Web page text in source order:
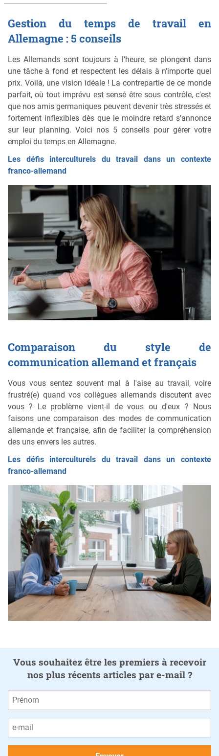
Gestion du temps de travail en
Allemagne : 5 conseils
Les Allemands sont toujours à l'heure, se plongent dans
une tâche à fond et respectent les délais à n'importe quel
prix. Voilà, une vision idéale ! La contrepartie de ce monde
parfait, où tout imprévu est sensé être sous contrôle, c'est
que nos amis germaniques peuvent devenir très stressés et
fortement inflexibles dès que le moindre retard s'annonce
sur leur planning. Voici nos 5 conseils pour gérer votre
emploi du temps en Allemagne.
Les défis interculturels du travail dans un contexte
franco-allemand
Comparaison du style de
communication allemand et français
Vous vous sentez souvent mal à l'aise au travail, voire
frustré(e) quand vos collègues allemands discutent avec
vous ? Le problème vient-il de vous ou d'eux ? Nous
faisons une comparaison des modes de communication
allemande et française, afin de faciliter la compréhension
des uns envers les autres.
Les défis interculturels du travail dans un contexte
franco-allemand
Vous souhaitez être les premiers à recevoir
nos plus récents articles par e-mail ?